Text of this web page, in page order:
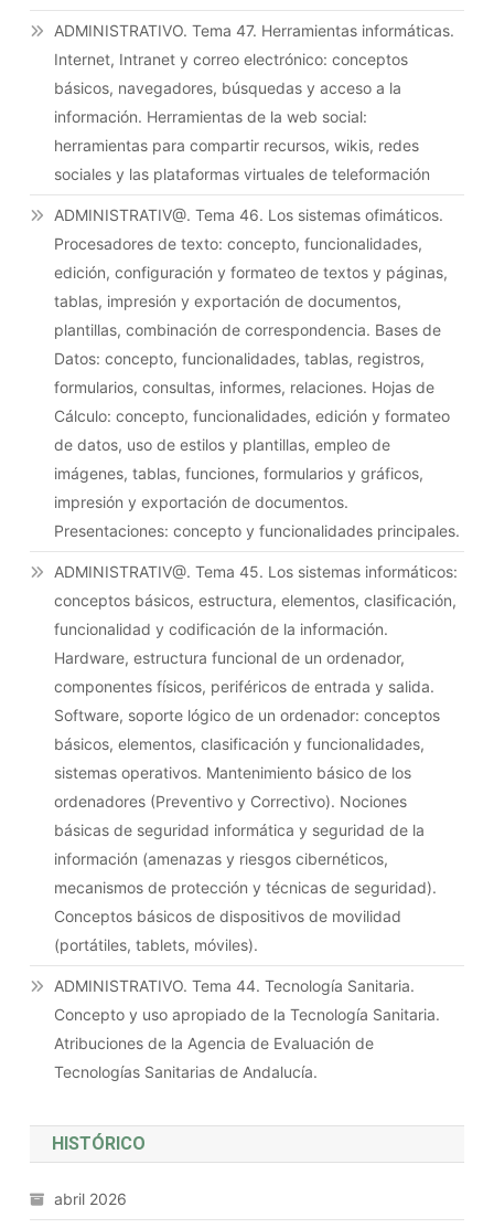
ADMINISTRATIVO. Tema 47. Herramientas informáticas.
Internet, Intranet y correo electrónico: conceptos
básicos, navegadores, búsquedas y acceso a la
información. Herramientas de la web social:
herramientas para compartir recursos, wikis, redes
sociales y las plataformas virtuales de teleformación
ADMINISTRATIV@. Tema 46. Los sistemas ofimáticos.
Procesadores de texto: concepto, funcionalidades,
edición, configuración y formateo de textos y páginas,
tablas, impresión y exportación de documentos,
plantillas, combinación de correspondencia. Bases de
Datos: concepto, funcionalidades, tablas, registros,
formularios, consultas, informes, relaciones. Hojas de
Cálculo: concepto, funcionalidades, edición y formateo
de datos, uso de estilos y plantillas, empleo de
imágenes, tablas, funciones, formularios y gráficos,
impresión y exportación de documentos.
Presentaciones: concepto y funcionalidades principales.
ADMINISTRATIV@. Tema 45. Los sistemas informáticos:
conceptos básicos, estructura, elementos, clasificación,
funcionalidad y codificación de la información.
Hardware, estructura funcional de un ordenador,
componentes físicos, periféricos de entrada y salida.
Software, soporte lógico de un ordenador: conceptos
básicos, elementos, clasificación y funcionalidades,
sistemas operativos. Mantenimiento básico de los
ordenadores (Preventivo y Correctivo). Nociones
básicas de seguridad informática y seguridad de la
información (amenazas y riesgos cibernéticos,
mecanismos de protección y técnicas de seguridad).
Conceptos básicos de dispositivos de movilidad
(portátiles, tablets, móviles).
ADMINISTRATIVO. Tema 44. Tecnología Sanitaria.
Concepto y uso apropiado de la Tecnología Sanitaria.
Atribuciones de la Agencia de Evaluación de
Tecnologías Sanitarias de Andalucía.
HISTÓRICO
abril 2026